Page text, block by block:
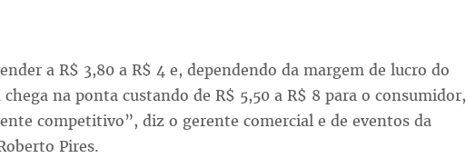
a R$ 3,80 a R$ 4 e, dependendo da margem de lucro do
na ponta custando de R$ 5,50 a R$ 8 para o consumidor,
competitivo”, diz o gerente comercial e de eventos da
Pires.